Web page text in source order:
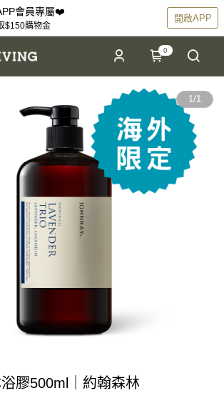
會員專屬❤️
$150購物金
開啟APP
0
1/1
膠500ml｜約翰森林